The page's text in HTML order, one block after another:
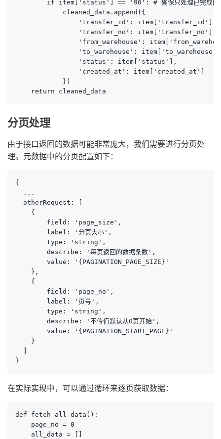
if item['status'] == '90': # 确保只处理已完成的
            cleaned_data.append({
                'transfer_id': item['transfer_id'],
                'transfer_no': item['transfer_no'],
'from_warehouse':
'to_warehouse':
                'status': item['status'],
                'created_at': item['created_at']
            })
    return cleaned_data
分页处理
由于接口返回的数据可能非常庞大，我们需要进行分页处
理。元数据中的分页配置如下：
{
  ...
  otherRequest: [
    {
        field: 'page_size',
        label: '分页大小',
        type: 'string',
        describe: '每页返回的数据条数',
        value: '{PAGINATION_PAGE_SIZE}'
    },
    {
        field: 'page_no',
        label: '页号',
        type: 'string',
        describe: '不传值默认从0页开始',
        value: '{PAGINATION_START_PAGE}'
    }
}
在实际实现中，可以通过循环来逐页获取数据：
def fetch_all_data():
    page_no = 0
    all_data = []